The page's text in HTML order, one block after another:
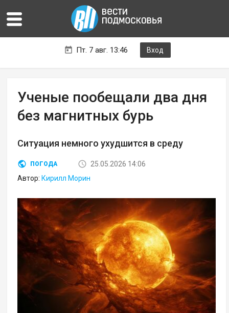
Пт. 7 авг. 13:46 Вход
Ученые пообещали два дня
без магнитных бурь
Ситуация немного ухудшится в среду
ПОГОДА
25.05.2026 14:06
Автор: Кирилл Морин